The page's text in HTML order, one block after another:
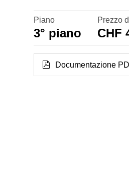
Piano
3° piano
Prezzo
CHF
Documentazione